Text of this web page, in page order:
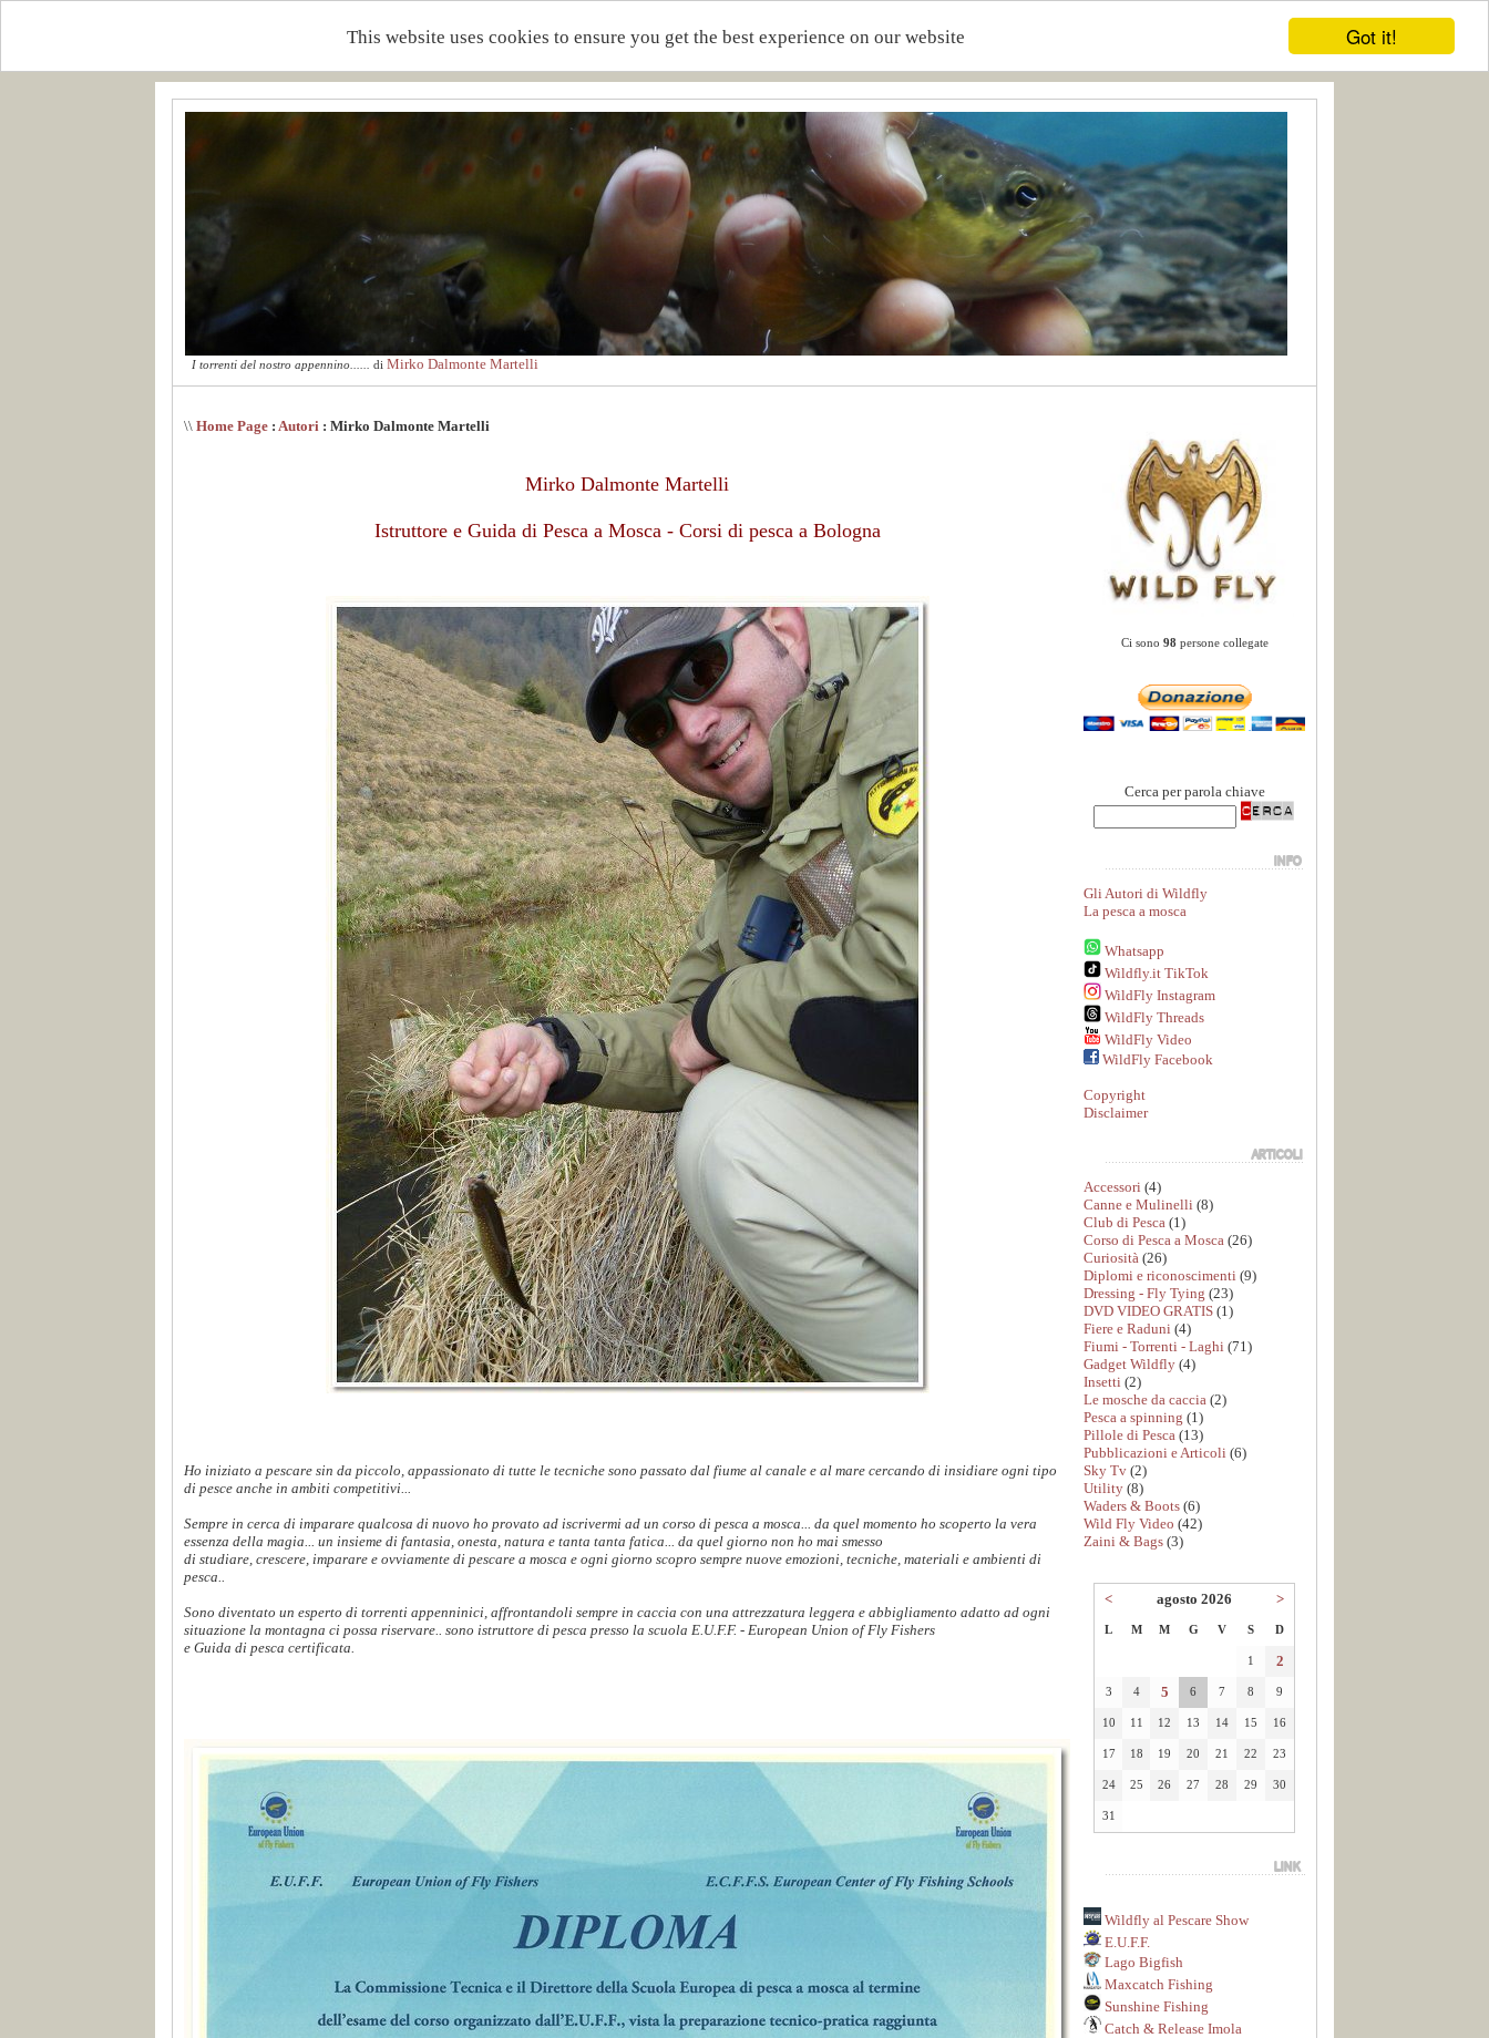
Got it!
This website uses cookies to ensure you get the best experience on our website
I torrenti del nostro appennino...... di Mirko Dalmonte Martelli
\\ Home Page : Autori : Mirko Dalmonte Martelli
Mirko Dalmonte Martelli
Istruttore e Guida di Pesca a Mosca - Corsi di pesca a Bologna
Ho iniziato a pescare sin da piccolo, appassionato di tutte le tecniche sono passato dal fiume al canale e al mare cercando di insidiare ogni tipo
di pesce anche in ambiti competitivi...
Sempre in cerca di imparare qualcosa di nuovo ho provato ad iscrivermi ad un corso di pesca a mosca... da quel momento ho scoperto la vera
essenza della magia... un insieme di fantasia, onesta, natura e tanta tanta fatica... da quel giorno non ho mai smesso
di studiare, crescere, imparare e ovviamente di pescare a mosca e ogni giorno scopro sempre nuove emozioni, tecniche, materiali e ambienti di
pesca..
Sono diventato un esperto di torrenti appenninici, affrontandoli sempre in caccia con una attrezzatura leggera e abbigliamento adatto ad ogni
situazione la montagna ci possa riservare.. sono istruttore di pesca presso la scuola E.U.F.F. - European Union of Fly Fishers
e Guida di pesca certificata.
Ci sono 98 persone collegate
Cerca per parola chiave
Gli Autori di Wildfly
La pesca a mosca
Whatsapp
Wildfly.it TikTok
WildFly Instagram
WildFly Threads
WildFly Video
WildFly Facebook
Copyright
Disclaimer
Accessori (4)
Canne e Mulinelli (8)
Club di Pesca (1)
Corso di Pesca a Mosca (26)
Curiosità (26)
Diplomi e riconoscimenti (9)
Dressing - Fly Tying (23)
DVD VIDEO GRATIS (1)
Fiere e Raduni (4)
Fiumi - Torrenti - Laghi (71)
Gadget Wildfly (4)
Insetti (2)
Le mosche da caccia (2)
Pesca a spinning (1)
Pillole di Pesca (13)
Pubblicazioni e Articoli (6)
Sky Tv (2)
Utility (8)
Waders & Boots (6)
Wild Fly Video (42)
Zaini & Bags (3)
< agosto 2026 >
L M M G V S D
1 2
3 4 5 6 7 8 9
10 11 12 13 14 15 16
17 18 19 20 21 22 23
24 25 26 27 28 29 30
31
Wildfly al Pescare Show
E.U.F.F.
Lago Bigfish
Maxcatch Fishing
Sunshine Fishing
Catch & Release Imola